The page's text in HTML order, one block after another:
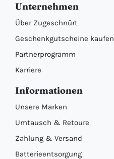
Unternehmen
Über Zugeschnürt
Geschenkgutscheine kaufen
Partnerprogramm
Karriere
Informationen
Unsere Marken
Umtausch & Retoure
Zahlung & Versand
Batterieentsorgung